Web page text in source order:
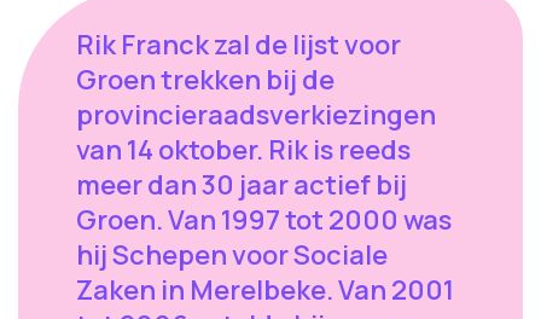
Rik Franck zal de lijst voor
Groen trekken bij de
provincieraadsverkiezingen
van 14 oktober. Rik is reeds
meer dan 30 jaar actief bij
Groen. Van 1997 tot 2000 was
hij Schepen voor Sociale
Zaken in Merelbeke. Van 2001